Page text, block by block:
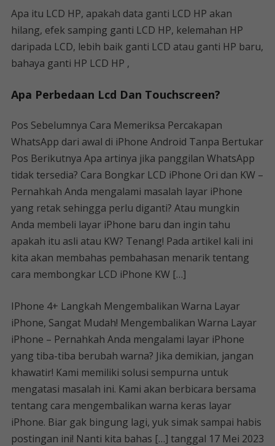
Apa itu LCD HP, apakah data ganti LCD HP akan
hilang, efek samping ganti LCD HP, kelemahan HP
daripada LCD, lebih baik ganti LCD atau ganti HP baru,
bahaya ganti HP LCD HP ,
Apa Perbedaan Lcd Dan Touchscreen?
Pos Sebelumnya Cara Memeriksa Percakapan
WhatsApp dari awal di iPhone Android Tanpa Bertukar
Pos Berikutnya Apa artinya jika panggilan WhatsApp
tidak tersedia? Cara Bongkar LCD iPhone Ori dan KW –
Pernahkah Anda mengalami masalah layar iPhone
yang retak sehingga perlu diganti? Atau mungkin
Anda membeli layar iPhone baru dan ingin tahu
apakah itu asli atau KW? Tenang! Pada artikel kali ini
kita akan membahas pembahasan menarik tentang
cara membongkar LCD iPhone KW […]
IPhone 4+ Langkah Mengembalikan Warna Layar
iPhone, Sangat Mudah! Mengembalikan Warna Layar
iPhone – Pernahkah Anda mengalami layar iPhone
yang tiba-tiba berubah warna? Jika demikian, jangan
khawatir! Kami memiliki solusi sempurna untuk
mengatasi masalah ini. Kami akan berbicara bersama
tentang cara mengembalikan warna keras layar
iPhone. Biar gak bingung lagi, yuk simak sampai habis
postingan ini! Nanti kita bahas […] tanggal 17 Mei 2023